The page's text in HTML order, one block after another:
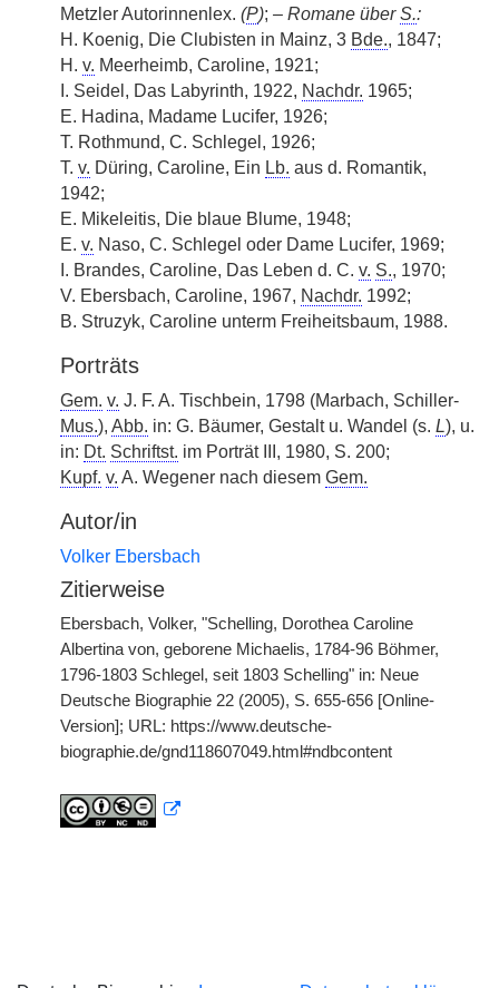
Metzler Autorinnenlex. (P); – Romane überS.:
H. Koenig, Die Clubisten in Mainz, 3 Bde., 1847;
H. v. Meerheimb, Caroline, 1921;
I. Seidel, Das Labyrinth, 1922, Nachdr. 1965;
E. Hadina, Madame Lucifer, 1926;
T. Rothmund, C. Schlegel, 1926;
T. v. Düring, Caroline, Ein Lb. aus d. Romantik,
1942;
E. Mikeleitis, Die blaue Blume, 1948;
E. v. Naso, C. Schlegel oder Dame Lucifer, 1969;
I. Brandes, Caroline, Das Leben d. C. v. S., 1970;
V. Ebersbach, Caroline, 1967, Nachdr. 1992;
B. Struzyk, Caroline unterm Freiheitsbaum, 1988.
Porträts
Gem. v. J. F. A. Tischbein, 1798 (Marbach, Schiller-
Mus.), Abb. in: G. Bäumer, Gestalt u. Wandel (s. L), u.
in: Dt. Schriftst. im Porträt III, 1980, S. 200;
Kupf. v. A. Wegener nach diesem Gem.
Autor/in
Volker Ebersbach
Zitierweise
Ebersbach, Volker, "Schelling, Dorothea Caroline
Albertina von, geborene Michaelis, 1784-96 Böhmer,
1796-1803 Schlegel, seit 1803 Schelling" in: Neue
Deutsche Biographie 22 (2005), S. 655-656 [Online-
Version]; URL: https://www.deutsche-
biographie.de/gnd118607049.html#ndbcontent